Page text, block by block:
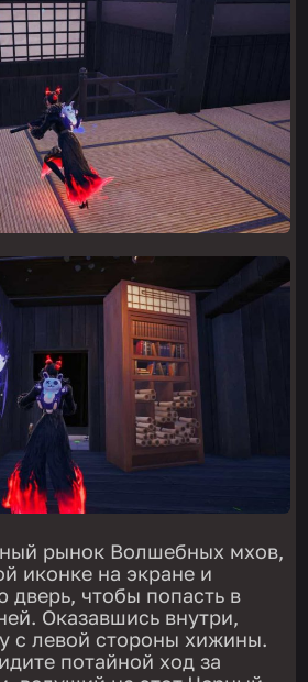
рынок Волшебных мхов,
иконке на экране и
дверь, чтобы попасть в
Оказавшись внутри,
с левой стороны хижины.
потайной ход за